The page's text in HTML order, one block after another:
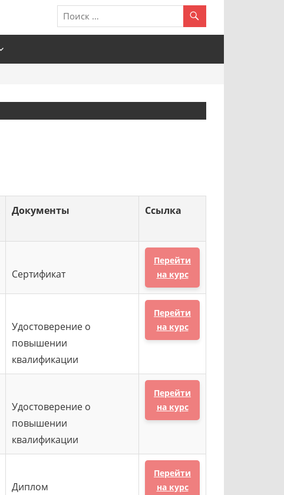
Документы Ссылка
Сертификат
Перейти
на курс
Удостоверение о
повышении
квалификации
Перейти
на курс
Удостоверение о
повышении
квалификации
Перейти
на курс
Диплом
Перейти
на курс